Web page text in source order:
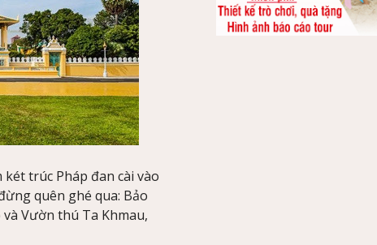
trúc Pháp đan cài vào
quên ghé qua: Bảo
Vườn thú Ta Khmau,